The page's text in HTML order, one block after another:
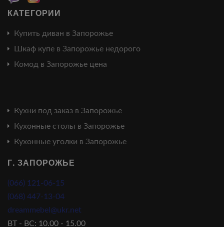
КАТЕГОРИИ
Купить диван в Запорожье
Шкаф купе в Запорожье недорого
Комод в Запорожье цена
Кухни под заказ в Запорожье
Кухонные столы в Запорожье
Кухонные уголки в Запорожье
Г. ЗАПОРОЖЬЕ
(066) 121-06-15
(068) 447-13-04
dreammebel@ukr.net
ВТ - ВС: 10.00 - 15.00